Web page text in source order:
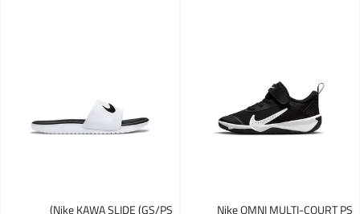
Nike OMNI MULTI-COURT PS
Nike KAWA SLIDE (GS/PS)